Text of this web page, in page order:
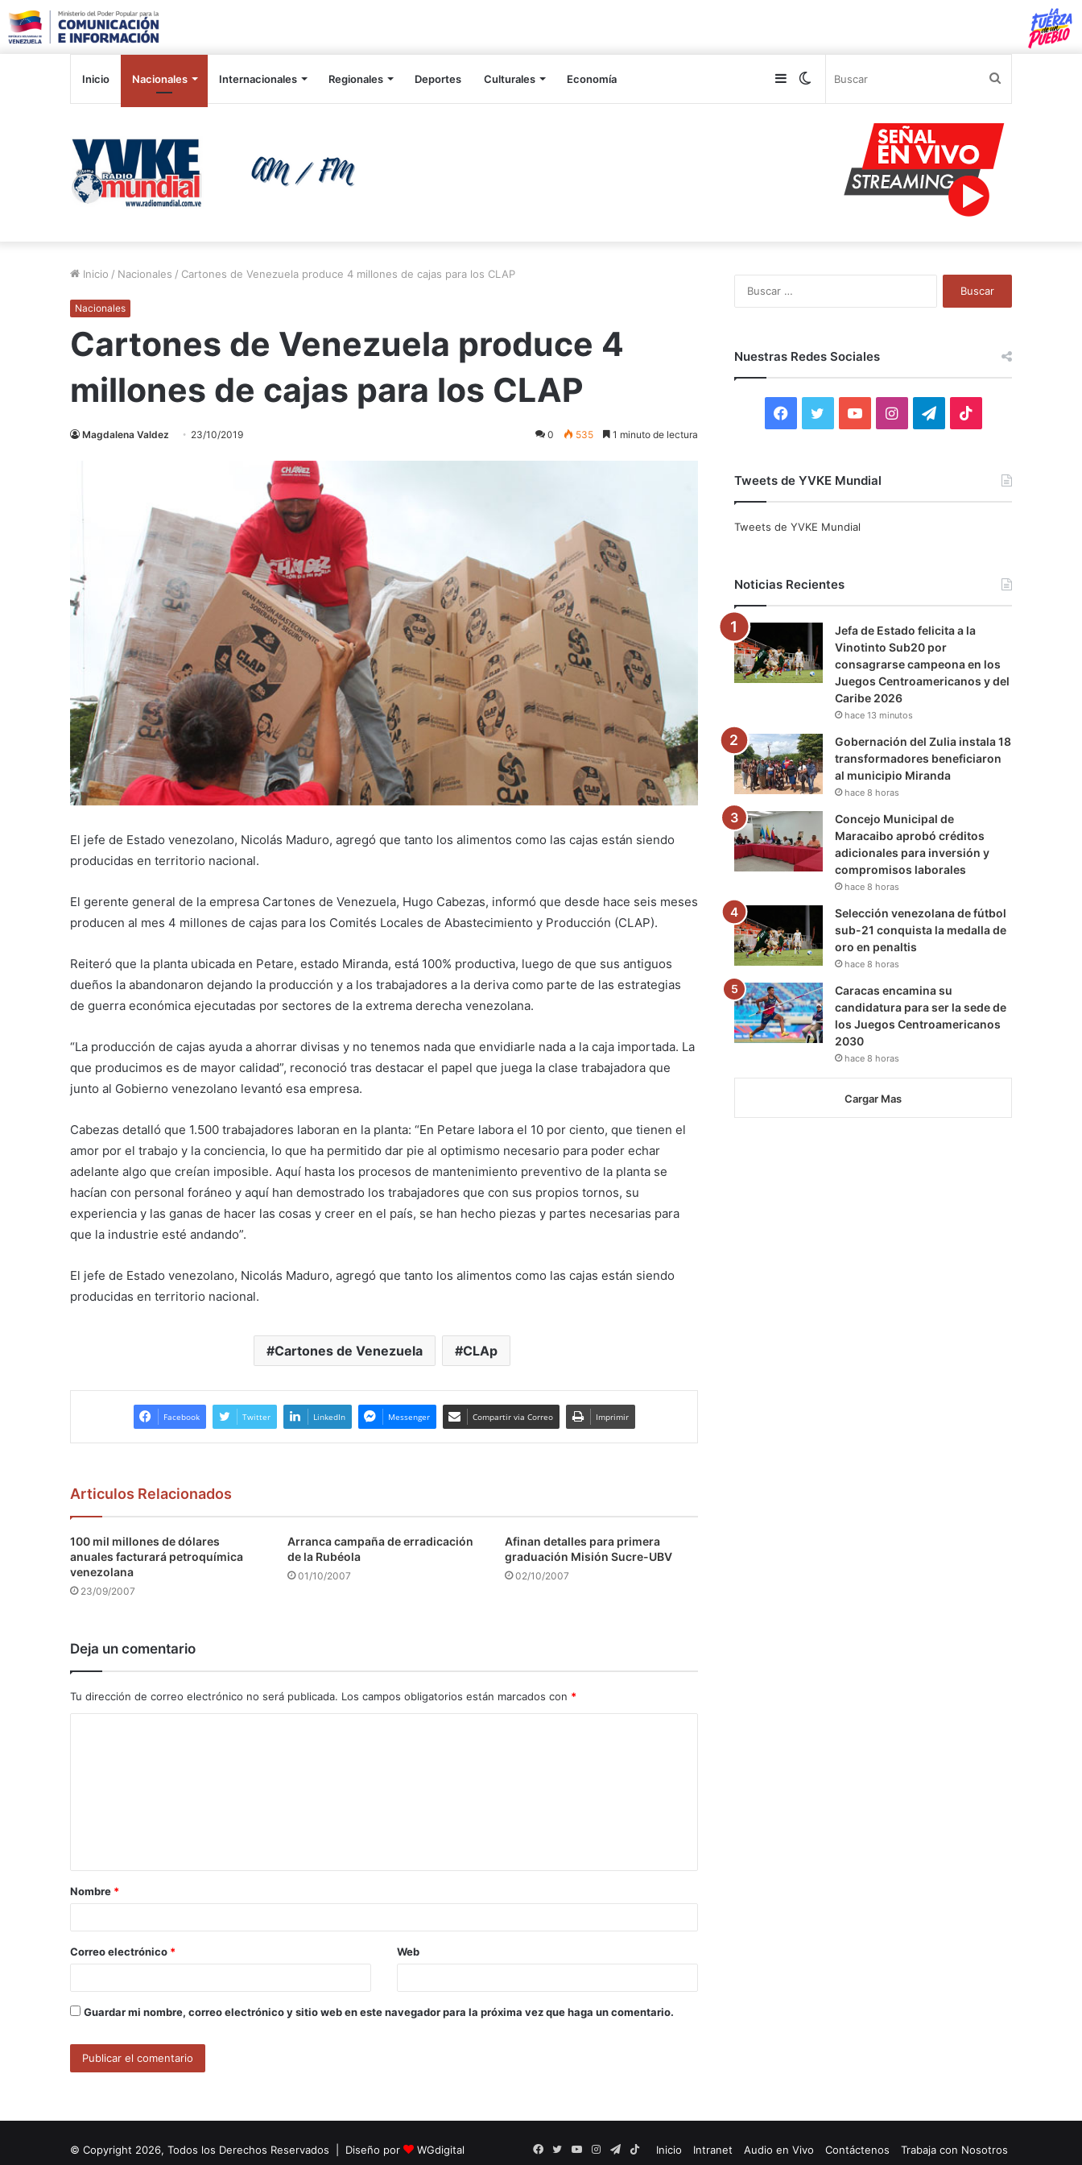
Inicio Nacionales Internacionales Regionales Deportes Culturales Economía Switch
Sidebar
Inicio / Nacionales / Cartones de Venezuela produce 4 millones de cajas para los CLAP
Nacionales
Cartones de Venezuela produce 4
millones de cajas para los CLAP
Magdalena Valdez 23/10/2019 0 535 1 minuto de lectura
El jefe de Estado venezolano, Nicolás Maduro, agregó que tanto los alimentos como las cajas están siendo
producidas en territorio nacional.
El gerente general de la empresa Cartones de Venezuela, Hugo Cabezas, informó que desde hace seis meses
producen al mes 4 millones de cajas para los Comités Locales de Abastecimiento y Producción (CLAP).
Reiteró que la planta ubicada en Petare, estado Miranda, está 100% productiva, luego de que sus antiguos
dueños la abandonaron dejando la producción y a los trabajadores a la deriva como parte de las estrategias
de guerra económica ejecutadas por sectores de la extrema derecha venezolana.
“La producción de cajas ayuda a ahorrar divisas y no tenemos nada que envidiarle nada a la caja importada. La
que producimos es de mayor calidad”, reconoció tras destacar el papel que juega la clase trabajadora que
junto al Gobierno venezolano levantó esa empresa.
Cabezas detalló que 1.500 trabajadores laboran en la planta: “En Petare labora el 10 por ciento, que tienen el
amor por el trabajo y la conciencia, lo que ha permitido dar pie al optimismo necesario para poder echar
adelante algo que creían imposible. Aquí hasta los procesos de mantenimiento preventivo de la planta se
hacían con personal foráneo y aquí han demostrado los trabajadores que con sus propios tornos, su
experiencia y las ganas de hacer las cosas y creer en el país, se han hecho piezas y partes necesarias para
que la industrie esté andando”.
El jefe de Estado venezolano, Nicolás Maduro, agregó que tanto los alimentos como las cajas están siendo
producidas en territorio nacional.
Cartones de Venezuela CLAp
Facebook Twitter LinkedIn Messenger Compartir via Correo Imprimir
Articulos Relacionados
100 mil millones de dólares
anuales facturará petroquímica
venezolana
23/09/2007
Arranca campaña de erradicación
de la Rubéola
01/10/2007
Afinan detalles para primera
graduación Misión Sucre-UBV
02/10/2007
Deja un comentario
Tu dirección de correo electrónico no será publicada. Los campos obligatorios están marcados con *
a
r
*
Nombre *
Correo electrónico * Web
Guardar mi nombre, correo electrónico y sitio web en este navegador para la próxima vez que haga un comentario.
Nuestras Redes Sociales
F
c
o
i
r
Y
u
e
I
r
a
m
T
a
m
Tweets de YVKE Mundial
Tweets de YVKE Mundial
Noticias Recientes
Jefa de Estado felicita a la
Vinotinto Sub20 por
consagrarse campeona en los
Juegos Centroamericanos y del
Caribe 2026
hace 13 minutos
Gobernación del Zulia instala 18
transformadores beneficiaron
al municipio Miranda
hace 8 horas
Concejo Municipal de
Maracaibo aprobó créditos
adicionales para inversión y
compromisos laborales
hace 8 horas
Selección venezolana de fútbol
sub-21 conquista la medalla de
oro en penaltis
hace 8 horas
Caracas encamina su
candidatura para ser la sede de
los Juegos Centroamericanos
2030
hace 8 horas
Cargar Mas
© Copyright 2026, Todos los Derechos Reservados | Diseño por WGdigital Inicio Intranet Audio en Vivo Contáctenos Trabaja con Nosotros
Facebook
TwitterYouTubeInstagramTelegram
TikTok